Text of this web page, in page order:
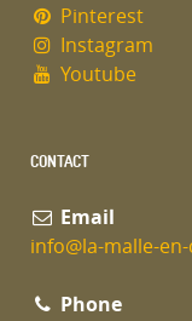
Pinterest
Instagram
Youtube
CONTACT
Email
info@la-malle-
Phone